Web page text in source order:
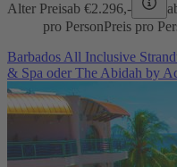
Alter Preisab €2.296,-
pro PersonPreis pro
Barbados All Inclusive
& Spa oder The Abidah by